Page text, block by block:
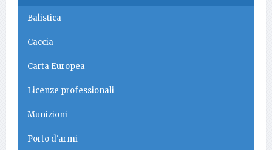
Balistica
Caccia
Carta Europea
Licenze professionali
Munizioni
Porto d'armi